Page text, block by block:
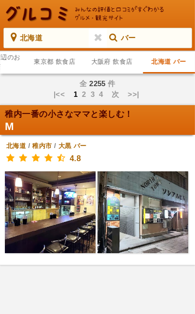
北海道 バー
のお
東京都 飲食店 大阪府 飲食店 北海道 バー
全2255 件
|<< 12 3 4 次 >>|
稚内一番の小さなママと楽しむ！
M
北海道 /稚内市 / 大黒 バー
4.8